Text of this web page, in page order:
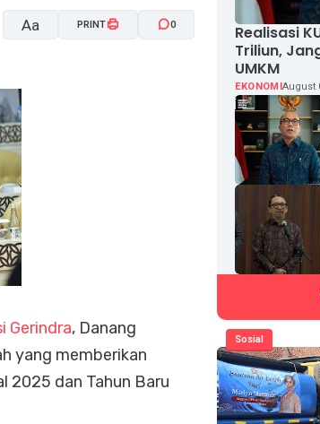
Aa PRINT 0
Gerindra, Danang
yang memberikan
2025 dan Tahun Baru
Realisasi
Triliun,
UMKM
EKONOMIAugust
Sosial